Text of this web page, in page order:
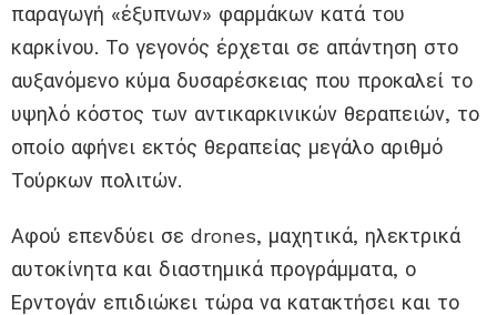
παραγωγή «έξυπνων» φαρμάκων κατά του
καρκίνου. Το γεγονός έρχεται σε απάντηση στο
αυξανόμενο κύμα δυσαρέσκειας που προκαλεί το
υψηλό κόστος των αντικαρκινικών θεραπειών, το
οποίο αφήνει εκτός θεραπείας μεγάλο αριθμό
Τούρκων πολιτών.
Αφού επενδύει σε drones, μαχητικά, ηλεκτρικά
αυτοκίνητα και διαστημικά προγράμματα, ο
Ερντογάν επιδιώκει τώρα να κατακτήσει και το